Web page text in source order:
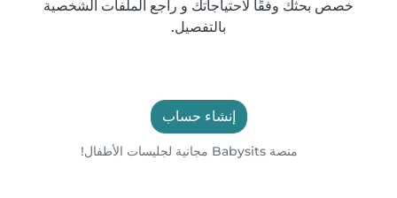
خصص بحثك وفقًا لاحتياجاتك و راجع الملفات الشخصية
بالتفصيل.
إنشاء حساب
منصة Babysits مجانية لجليسات الأطفال!